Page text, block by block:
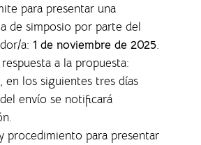
para presentar una
de simposio por parte del
a: 1 de noviembre de 2025.
a la propuesta:
, en los siguientes tres días
envío se notificará
procedimiento para presentar